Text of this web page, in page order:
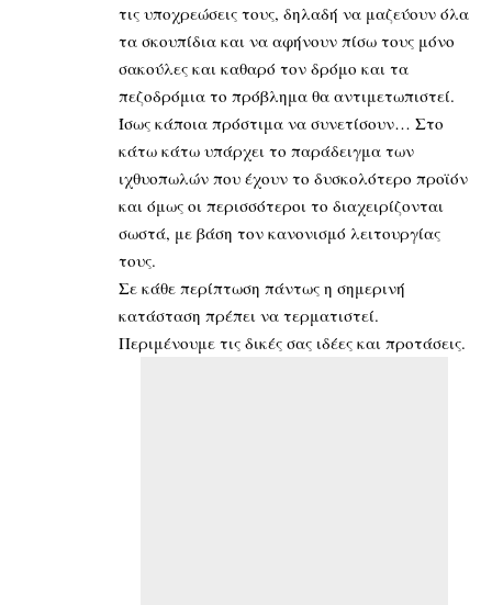
τις υποχρεώσεις τους, δηλαδή να μαζεύουν όλα
τα σκουπίδια και να αφήνουν πίσω τους μόνο
σακούλες και καθαρό τον δρόμο και τα
πεζοδρόμια το πρόβλημα θα αντιμετωπιστεί.
Ίσως κάποια πρόστιμα να συνετίσουν… Στο
κάτω κάτω υπάρχει το παράδειγμα των
ιχθυοπωλών που έχουν το δυσκολότερο προϊόν
και όμως οι περισσότεροι το διαχειρίζονται
σωστά, με βάση τον κανονισμό λειτουργίας
τους.
Σε κάθε περίπτωση πάντως η σημερινή
κατάσταση πρέπει να τερματιστεί.
Περιμένουμε τις δικές σας ιδέες και προτάσεις.